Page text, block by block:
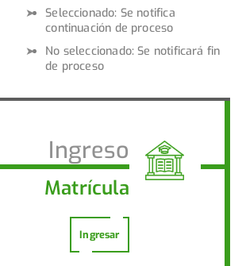
Seleccionado: Se notifica
continuación de proceso
No seleccionado: Se notificará fin
de proceso
Ingreso
Matrícula
Ingresar